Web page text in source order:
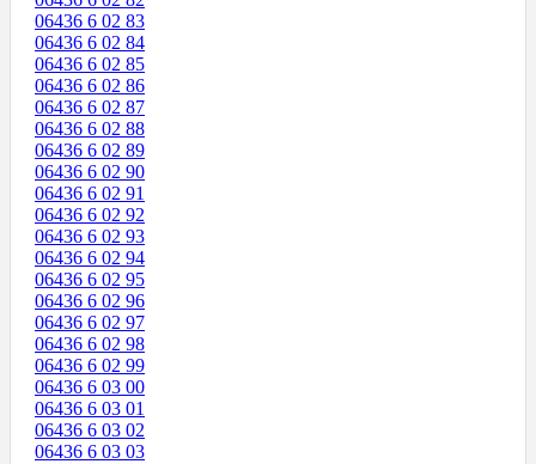
06436 6 02 83
06436 6 02 84
06436 6 02 85
06436 6 02 86
06436 6 02 87
06436 6 02 88
06436 6 02 89
06436 6 02 90
06436 6 02 91
06436 6 02 92
06436 6 02 93
06436 6 02 94
06436 6 02 95
06436 6 02 96
06436 6 02 97
06436 6 02 98
06436 6 02 99
06436 6 03 00
06436 6 03 01
06436 6 03 02
06436 6 03 03